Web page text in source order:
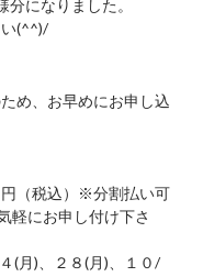
になりました。
(^^)/
め、お早めにお申し込
円（税込）※分割払い可
軽にお申し付け下さ
(月)、２８(月)、１０/